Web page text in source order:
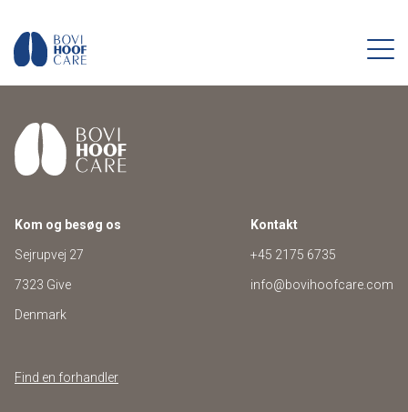
Kom og besøg os
Sejrupvej 27
7323 Give
Denmark
Kontakt
+45 2175 6735
info@bovihoofcare.com
Find en forhandler